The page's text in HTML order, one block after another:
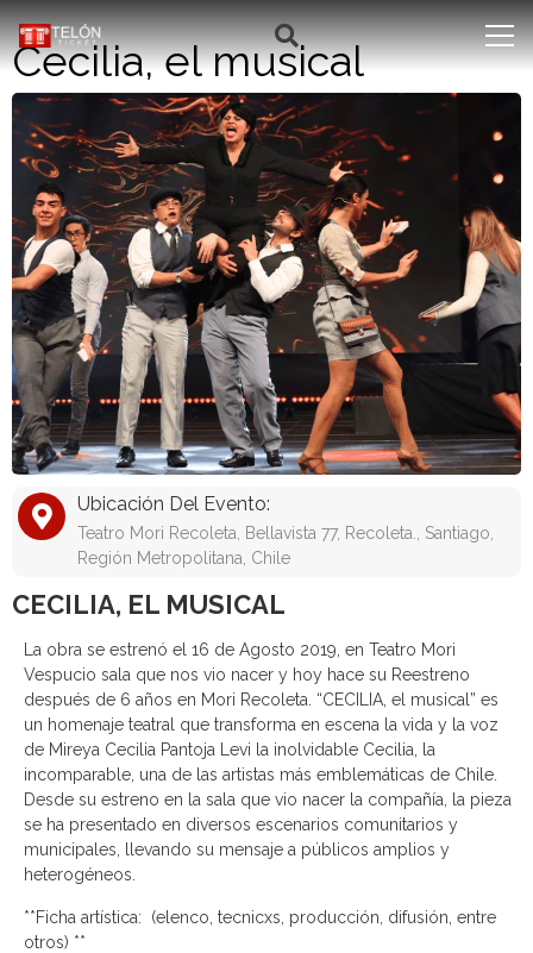
Cecilia, el musical
Ubicación Del Evento:
Teatro Mori Recoleta, Bellavista 77, Recoleta., Santiago,
Región Metropolitana, Chile
CECILIA, EL MUSICAL
La obra se estrenó el 16 de Agosto 2019, en Teatro Mori
Vespucio sala que nos vio nacer y hoy hace su Reestreno
después de 6 años en Mori Recoleta. “CECILIA, el musical” es
un homenaje teatral que transforma en escena la vida y la voz
de Mireya Cecilia Pantoja Levi la inolvidable Cecilia, la
incomparable, una de las artistas más emblemáticas de Chile.
Desde su estreno en la sala que vio nacer la compañía, la pieza
se ha presentado en diversos escenarios comunitarios y
municipales, llevando su mensaje a públicos amplios y
heterogéneos.
**Ficha artística: (elenco, tecnicxs, producción, difusión, entre
otros) **